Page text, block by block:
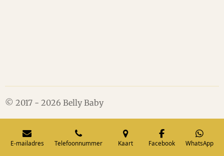
© 2017 - 2026 Belly Baby
E-mailadres Telefoonnummer Kaart Facebook WhatsApp